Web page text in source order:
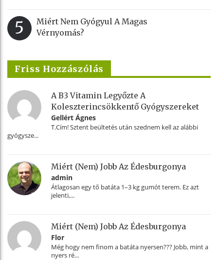
5
Miért Nem Gyógyul A Magas
Vérnyomás?
Friss Hozzászólás
A B3 Vitamin Legyőzte A
Koleszterincsökkentő Gyógyszereket
Gellért Ágnes
T.Cím! Sztent beültetés után szednem kell az alábbi
gyógysze...
Miért (nem) Jobb Az Édesburgonya
admin
Átlagosan egy tő batáta 1–3 kg gumót terem. Ez azt
jelenti,...
Miért (nem) Jobb Az Édesburgonya
Flor
Még hogy nem finom a batáta nyersen??? Jobb, mint a
nyers ré...